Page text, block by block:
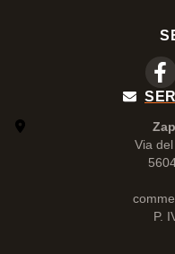
Via
P.